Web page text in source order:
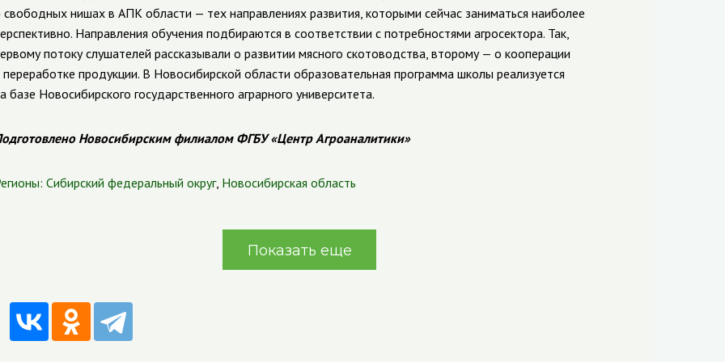
свободных нишах в АПК области — тех направлениях развития, которыми сейчас заниматься наиболее
Направления обучения подбираются в соответствии с потребностями агросектора. Так,
потоку слушателей рассказывали о развитии мясного скотоводства, второму — о кооперации
переработке продукции. В Новосибирской области образовательная программа школы реализуется
базе Новосибирского государственного аграрного университета.
Новосибирским филиалом ФГБУ «Центр Агроаналитики»
Сибирский федеральный округ, Новосибирская область
Показать еще